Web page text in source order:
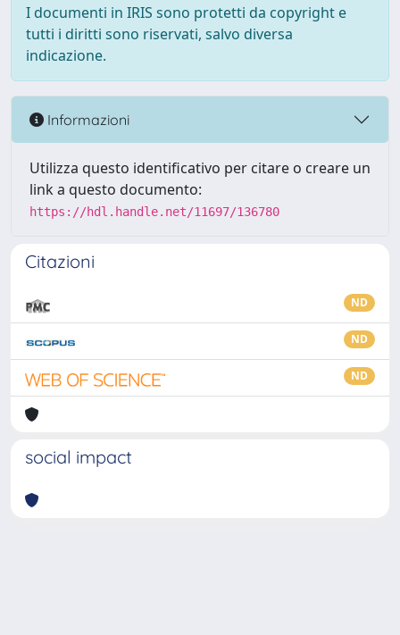
I documenti in IRIS sono protetti da copyright e
tutti i diritti sono riservati, salvo diversa
indicazione.
Informazioni
Utilizza questo identificativo per citare o creare un
link a questo documento:
https://hdl.handle.net/11697/136780
Citazioni
ND
ND
ND
social impact